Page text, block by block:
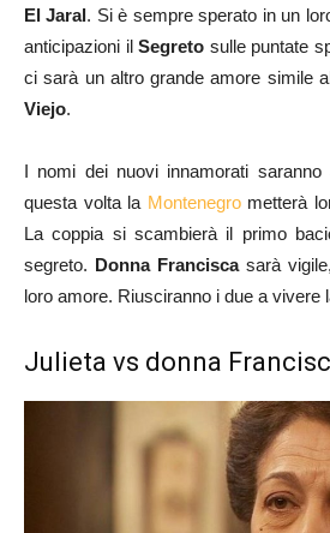
El Jaral. Si è sempre sperato in un
anticipazioni ilSegreto sulle puntate
ci sarà un altro grande amore simile
Viejo.
I nomi dei nuovi innamorati saranno
questa volta la Montenegrometterà
La coppia si scambierà il primo
segreto. Donna Franciscasarà
loro amore. Riusciranno i due a vivere
Julieta vs donna